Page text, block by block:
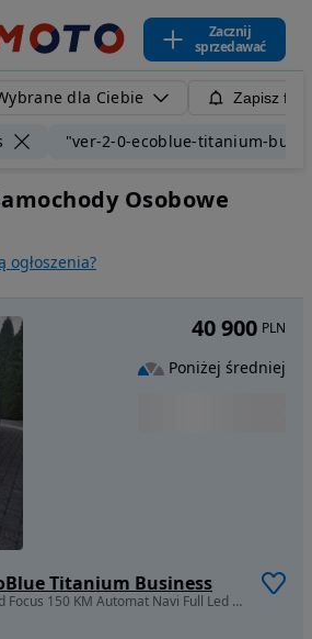
Zacznij
sprzedawać
dla Ciebie Zapisz
"ver-2-0-ecoblue-titanium-
Osobowe
ogłoszenia?
Titanium Business
1997 cm3 • 150 KM • Ford Focus 150 KM Automat Navi Full Led Kamera
40 900 PLN
Poniżej średniej